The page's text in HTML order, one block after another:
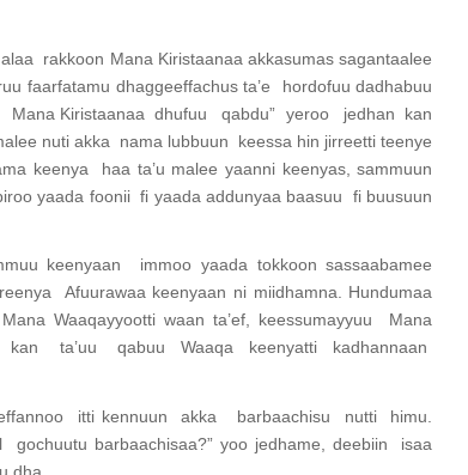
rakkoon Mana Kiristaanaa akkasumas sagantaalee
faarfatamu dhaggeeffachus ta’e hordofuu dadhabuu
Mana Kiristaanaa dhufuu qabdu” yeroo jedhan kan
nuti akka nama lubbuun keessa hin jirreetti teenye
keenya haa ta’u malee yaanni keenyas, sammuun
yaada foonii fi yaada addunyaa baasuu fi buusuun
keenyaan immoo yaada tokkoon sassaabamee
Afuurawaa keenyaan ni miidhamna. Hundumaa
Waaqayyootti waan ta’ef, keessumayyuu Mana
kan ta’uu qabuu Waaqa keenyatti kadhannaan
itti kennuun akka barbaachisu nutti himu.
barbaachisaa?” yoo jedhame, deebiin isaa